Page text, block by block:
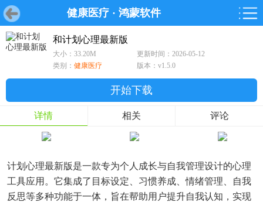
健康医疗 · 鸿蒙软件
首页 游戏 软件
首页 游戏 软件 鸿蒙
游戏
鸿蒙
软件
专题
和计划心理最新版
大小：33.20M
更新时间：2026-05-12
类别： 健康医疗 版本：v1.5.0
开始下载
详情 相关 评论
计划心理最新版是一款专为个人成长与自我管理设计的心理
工具应用。它集成了目标设定、习惯养成、情绪管理、自我
反思等多种功能于一体，旨在帮助用户提升自我认知，实现